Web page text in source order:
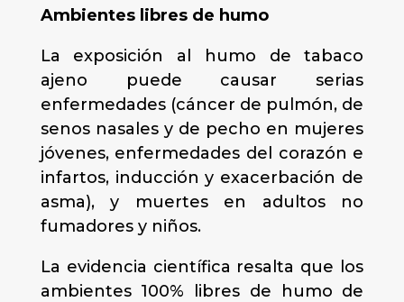
Ambientes libres de humo
La exposición al humo de tabaco
ajeno puede causar serias
enfermedades (cáncer de pulmón, de
senos nasales y de pecho en mujeres
jóvenes, enfermedades del corazón e
infartos, inducción y exacerbación de
asma), y muertes en adultos no
fumadores y niños.
La evidencia científica resalta que los
ambientes 100% libres de humo de